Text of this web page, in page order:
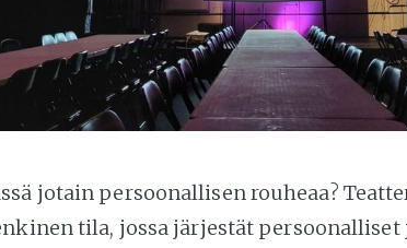
jotain persoonallisen rouheaa?
tila, jossa järjestät persoonalliset